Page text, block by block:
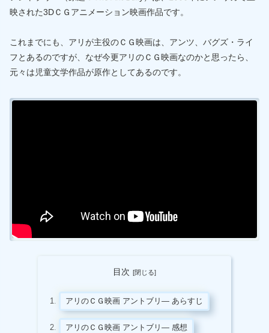
映された3DＣＧアニメーション映画作品です。
これまでにも、アリが主役のＣＧ映画は、アンツ、バグズ・ライ
フとあるのですが、なぜ今更アリのＣＧ映画なのかと思ったら、
元々は児童文学作品が原作としてあるのです。
目次
アリのＣＧ映画 アントブリ― あらすじ
アリのＣＧ映画 アントブリ― 感想